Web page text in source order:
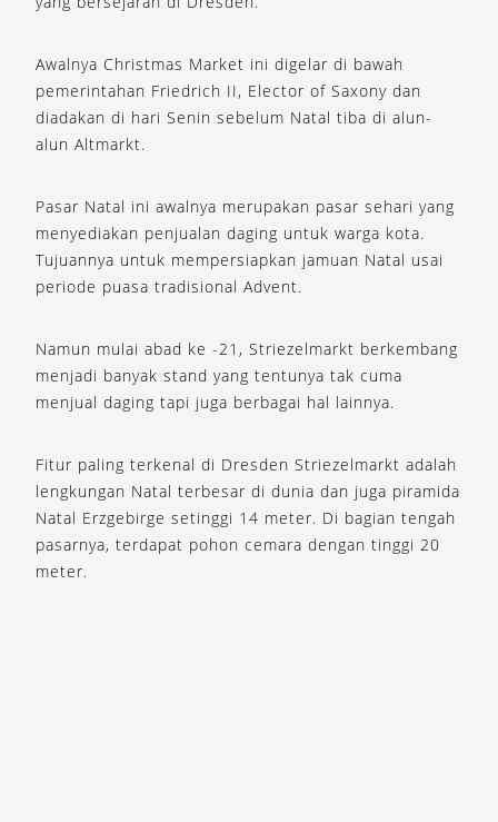
Awalnya Christmas Market ini digelar di bawah
pemerintahan Friedrich II, Elector of Saxony dan
diadakan di hari Senin sebelum Natal tiba di alun-
alun Altmarkt.
Pasar Natal ini awalnya merupakan pasar sehari yang
menyediakan penjualan daging untuk warga kota.
Tujuannya untuk mempersiapkan jamuan Natal usai
periode puasa tradisional Advent.
Namun mulai abad ke -21, Striezelmarkt berkembang
menjadi banyak stand yang tentunya tak cuma
menjual daging tapi juga berbagai hal lainnya.
Fitur paling terkenal di Dresden Striezelmarkt adalah
lengkungan Natal terbesar di dunia dan juga piramida
Natal Erzgebirge setinggi 14 meter. Di bagian tengah
pasarnya, terdapat pohon cemara dengan tinggi 20
meter.